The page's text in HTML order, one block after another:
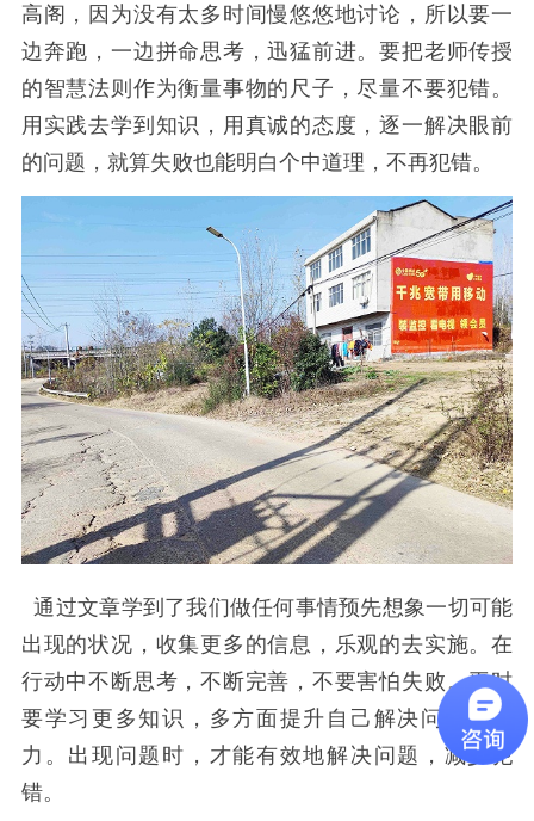
高阁，因为没有太多时间慢悠悠地讨论，所以要一
边奔跑，一边拼命思考，迅猛前进。要把老师传授
的智慧法则作为衡量事物的尺子，尽量不要犯错。
用实践去学到知识，用真诚的态度，逐一解决眼前
的问题，就算失败也能明白个中道理，不再犯错。
通过文章学到了我们做任何事情预先想象一切可能
出现的状况，收集更多的信息，乐观的去实施。在
行动中不断思考，不断完善，不要害怕失败。平时
要学习更多知识，多方面提升自己解决问题的能
力。出现问题时，才能有效地解决问题，减少犯
错。